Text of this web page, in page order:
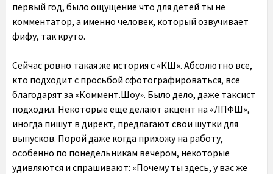
первый год, было ощущение что для детей ты не
комментатор, а именно человек, который озвучивает
фифу, так круто.
Сейчас ровно такая же история с «КШ». Абсолютно все,
кто подходит с просьбой сфотографироваться, все
благодарят за «Коммент.Шоу». Было дело, даже таксист
подходил. Некоторые еще делают акцент на «ЛПФШ»,
иногда пишут в директ, предлагают свои шутки для
выпусков. Порой даже когда прихожу на работу,
особенно по понедельникам вечером, некоторые
удивляются и спрашивают: «Почему ты здесь, у вас же